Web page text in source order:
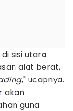
sisi utara
alat berat,
," ucapnya.
akan
guna